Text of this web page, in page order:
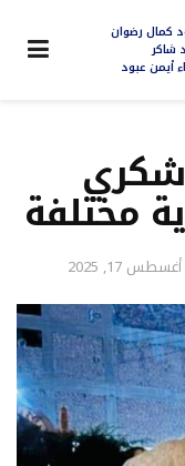
كمال رضوان
شاكر
أيمن عبود
شكري
مختلفة
أغسطس 17, 2025